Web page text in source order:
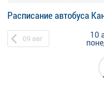
Расписание автобуса
09 авг 10